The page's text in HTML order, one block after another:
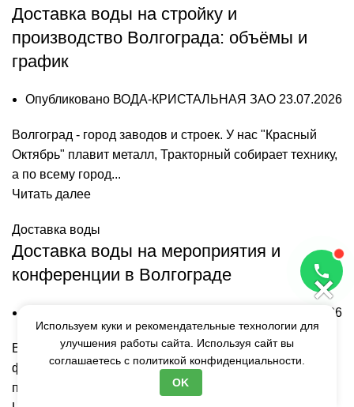
Доставка воды на стройку и
производство Волгограда: объёмы и
график
Опубликовано ВОДА-КРИСТАЛЬНАЯ ЗАО 23.07.2026
Волгоград - город заводов и строек. У нас "Красный
Октябрь" плавит металл, Тракторный собирает технику,
а по всему город...
Читать далее
Доставка воды
Доставка воды на мероприятия и
конференции в Волгограде
23.07.2026
Волгоград - город событий. У нас что ни неделя - то
форум, что ни месяц - фестиваль. Волгоград Арена
принимает матчи РПЛ...
×
Используем куки и рекомендательные технологии для
улучшения работы сайта. Используя сайт вы
соглашаетесь с политикой конфиденциальности.
OK